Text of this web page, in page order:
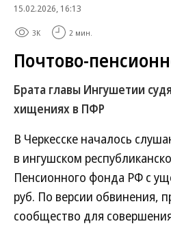
15.02.2026, 16:13
3K 2 мин.
Почтово-
Брата главы Ингушетии
хищениях в ПФР
В Черкесске началось
в ингушском
Пенсионного фонда РФ с
руб. По версии обвинения,
сообщество для